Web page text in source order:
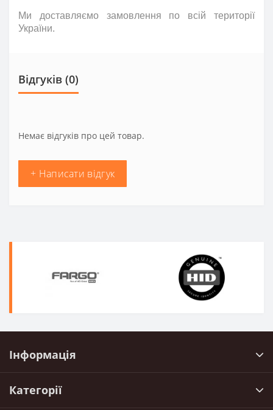
Ми доставляємо замовлення по всій території
України.
Відгуків (0)
Немає відгуків про цей товар.
+ Написати відгук
Інформація
Категорії